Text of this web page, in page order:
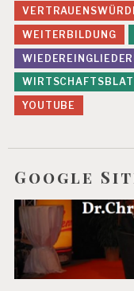
WEITERBILDUNG
YOUTUBE
Google